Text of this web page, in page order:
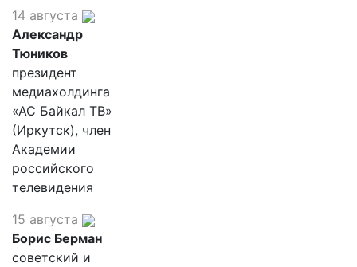
14 августа
Александр
Тюников
президент
медиахолдинга
«АС Байкал ТВ»
(Иркутск), член
Академии
российского
телевидения
15 августа
Борис Берман
советский и